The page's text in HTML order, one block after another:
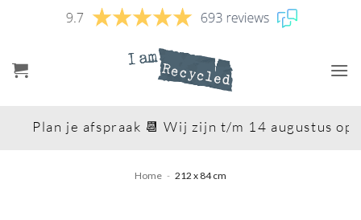
Plan je afspraak 📆 Wij zijn t/m 14 augustus
Home - 212 x 84 cm